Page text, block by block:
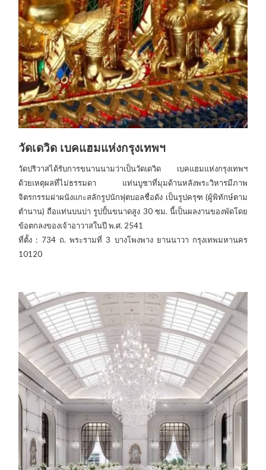
วัดเดวิด เบคแฮมแห่งกรุงเทพฯ
วัดปริวาสได้รับการขนานนามว่าเป็นวัดเดวิด เบคแฮมแห่งกรุงเทพฯ
ด้วยเหตุผลที่ไม่ธรรมดา แท่นบูชาที่มุมด้านหลังพระวิหารมีภาพ
จิตรกรรมฝาผนังแกะสลักรูปนักฟุตบอลชื่อดัง เป็นรูปครุฑ (ผู้พิทักษ์ตาม
ตำนาน) ถือแท่นบนบ่า รูปปั้นขนาดสูง 30 ซม. นี้เป็นผลงานของพัดโดย
ข้อตกลงของเจ้าอาวาสในปี พ.ศ. 2541
ที่ตั้ง : 734 ถ. พระรามที่ 3 บางโพงพาง ยานนาวา กรุงเทพมหานคร
10120